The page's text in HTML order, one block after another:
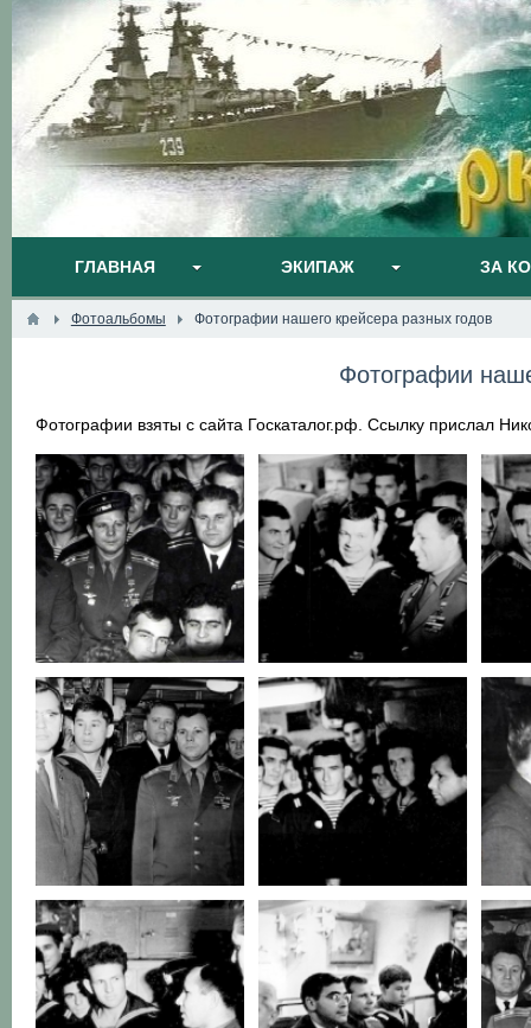
ГЛАВНАЯ ЭКИПАЖ ЗА
Фотоальбомы Фотографии нашего крейсера разных годов
Фотографии
Фотографии взяты с сайта Госкаталог.рф. Ссылку прислал